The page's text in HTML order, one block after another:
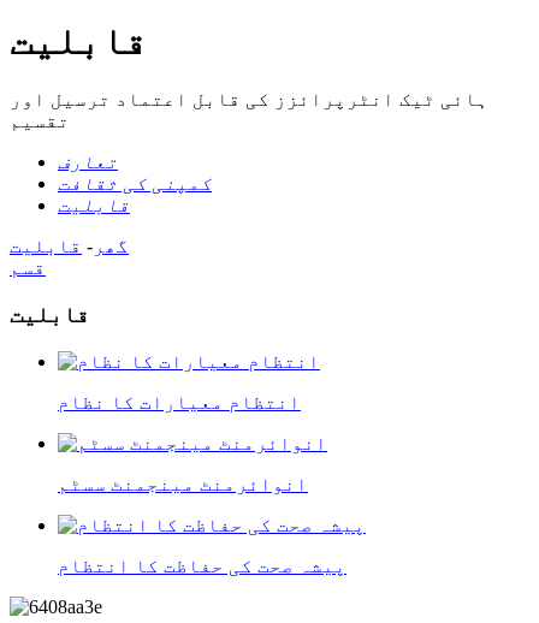
قابلیت
ہائی ٹیک انٹرپرائزز کی قابل اعتماد ترسیل اور
تقسیم
تعارف
کمپنی کی ثقافت
قابلیت
گھر - قابلیت
قسم
قابلیت
انتظام معیارات کا نظام
انوائرمنٹ مینجمنٹ سسٹم
پیشہ صحت کی حفاظت کا انتظام